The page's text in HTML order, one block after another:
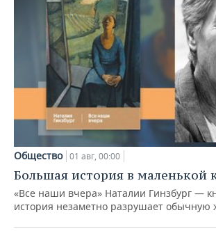
Общество 01 авг, 00:00
Большая история в маленькой
«Все наши вчера» Наталии Гинзбург —
история незаметно разрушает обычную